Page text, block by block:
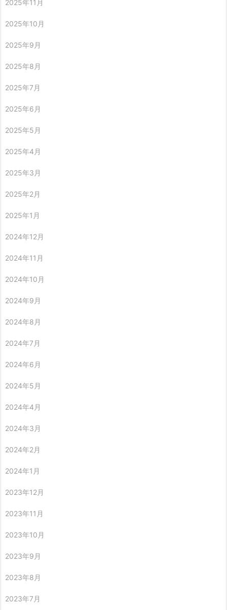
2025年11月
2025年10月
2025年9月
2025年8月
2025年7月
2025年6月
2025年5月
2025年4月
2025年3月
2025年2月
2025年1月
2024年12月
2024年11月
2024年10月
2024年9月
2024年8月
2024年7月
2024年6月
2024年5月
2024年4月
2024年3月
2024年2月
2024年1月
2023年12月
2023年11月
2023年10月
2023年9月
2023年8月
2023年7月